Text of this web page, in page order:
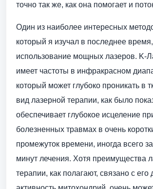
точно так же, как она помогает и
Один из наиболее интересных
который я изучал в последнее
использование мощных лазеров. K-
имеет частоты в инфракрасном
который может глубоко проникать в
вид лазерной терапии, как было
обеспечивает глубокое исцеление
болезненных травмах в очень
промежуток времени, иногда всего
минут лечения. Хотя преимущества
терапии, как полагают, связано с